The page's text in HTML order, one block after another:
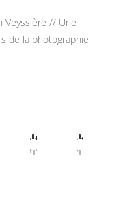
Veyssière // Une
de la photographie